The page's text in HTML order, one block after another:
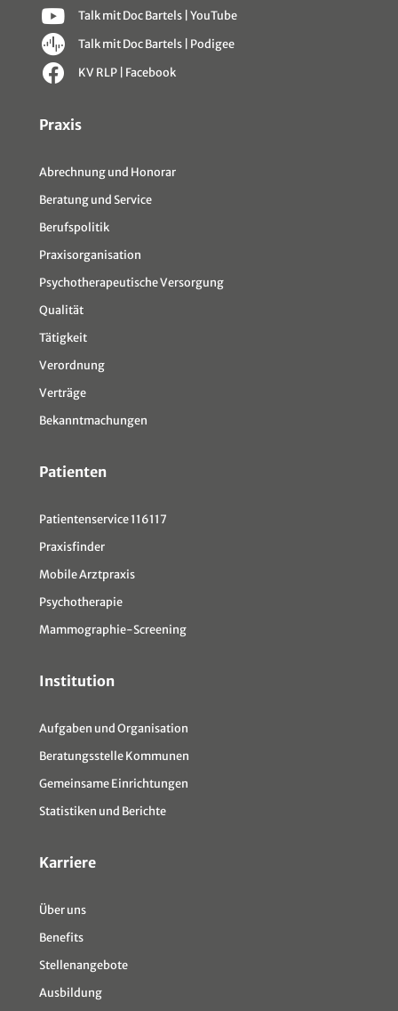
Sitemap
Praxis
Abrechnung und Honorar
Beratung und Service
Berufspolitik
Praxisorganisation
Psychotherapeutische Versorgung
Qualität
Tätigkeit
Verordnung
Verträge
Bekanntmachungen
Patienten
Patientenservice 116117
Praxisfinder
Mobile Arztpraxis
Psychotherapie
Mammographie-Screening
Institution
Aufgaben und Organisation
Beratungsstelle Kommunen
Gemeinsame Einrichtungen
Statistiken und Berichte
Karriere
Über uns
Benefits
Stellenangebote
Ausbildung
Talk mit Doc Bartels | YouTube
Talk mit Doc Bartels | Podigee
KV RLP | Facebook